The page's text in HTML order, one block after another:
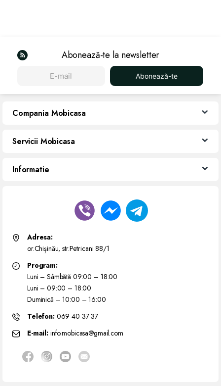
Abonează-te la newsletter
Abonează-te
Compania Mobicasa
Servicii Mobicasa
Informatie
Adresa:
or.Chișinău, str.Petricani 88/1
Program:
Luni – Sâmbătă 09:00 – 18:00
Luni – 09:00 – 18:00
Duminică – 10:00 – 16:00
Telefon: 069 40 37 37
E-mail: info.mobicasa@gmail.com